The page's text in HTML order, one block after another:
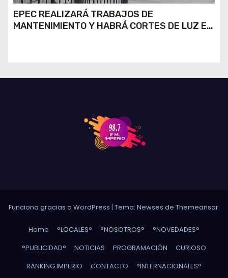
EPEC REALIZARÁ TRABAJOS DE
MANTENIMIENTO Y HABRÁ CORTES DE LUZ EN
Funciona gracias a WordPress | Tema: Newses de Themeansar.
Home °LOCALES° °NOSOTROS°
°NOVEDADES°
°PUBLICIDAD°
NOTICIAS PROGRAMACIÓN
CURIOSO
RANKING IMPERIO
CONTACTO °INTERNACIONALES°